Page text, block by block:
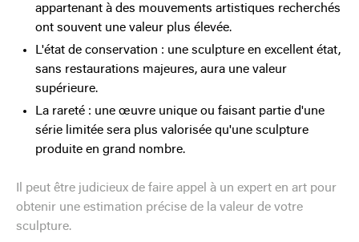
appartenant à des mouvements artistiques recherchés
ont souvent une valeur plus élevée.
L'état de conservation : une sculpture en excellent état,
sans restaurations majeures, aura une valeur
supérieure.
La rareté : une œuvre unique ou faisant partie d'une
série limitée sera plus valorisée qu'une sculpture
produite en grand nombre.
Il peut être judicieux de faire appel à un expert en art pour
obtenir une estimation précise de la valeur de votre
sculpture.